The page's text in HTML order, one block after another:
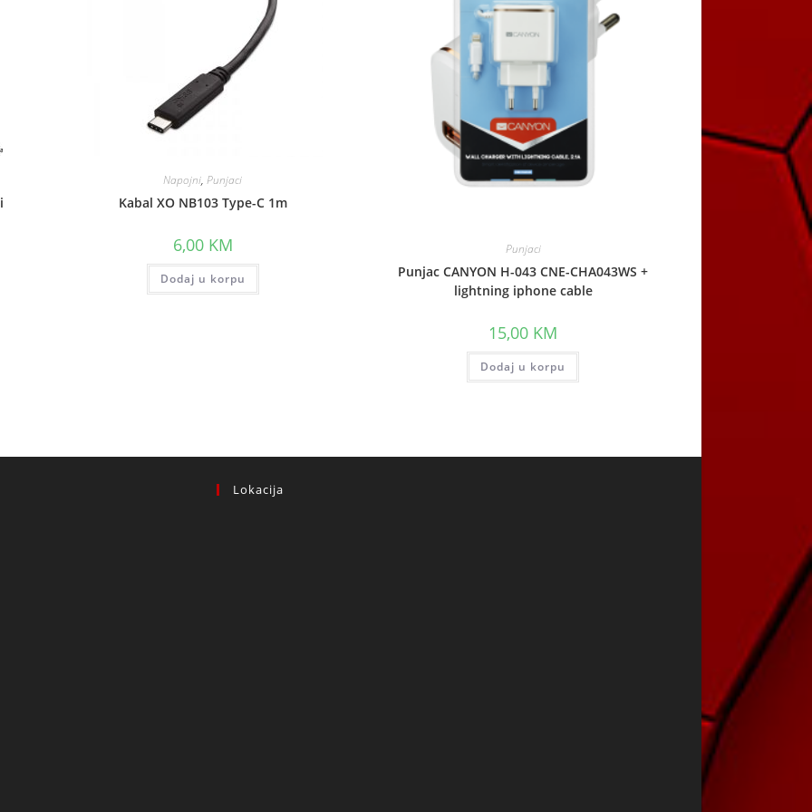
Napojni,Punjaci
Kabal XO NB103 Type-C 1m
6,00 KM
Dodaj u korpu
Punjaci
Punjac CANYON H-043 CNE-CHA043WS +
lightning iphone cable
15,00 KM
Dodaj u korpu
Lokacija